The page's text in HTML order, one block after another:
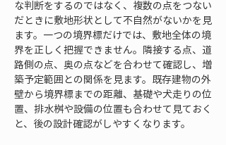
な判断をするのではなく、複数の点をつない
だときに敷地形状として不自然がないかを見
ます。一つの境界標だけでは、敷地全体の境
界を正しく把握できません。隣接する点、道
路側の点、奥の点などを合わせて確認し、増
築予定範囲との関係を見ます。既存建物の外
壁から境界標までの距離、基礎や犬走りの位
置、排水桝や設備の位置も合わせて見ておく
と、後の設計確認がしやすくなります。